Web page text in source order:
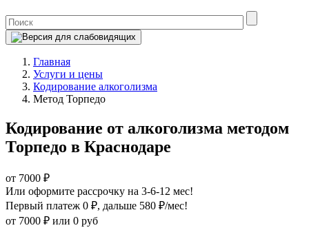
Главная
Услуги и цены
Кодирование алкоголизма
Метод Торпедо
Кодирование от алкоголизма методом
Торпедо в Краснодаре
от 7000 ₽
Или оформите рассрочку на 3-6-12 мес!
Первый платеж 0 ₽, дальше 580 ₽/мес!
от 7000 ₽ или 0 руб